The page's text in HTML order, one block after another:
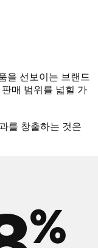
을 선보이는 브랜드
매 범위를 넓힐 가
를 창출하는 것은